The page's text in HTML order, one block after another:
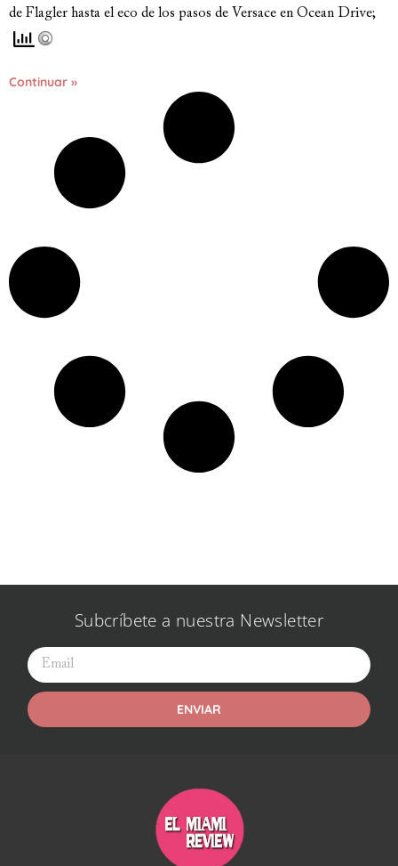
de Flagler hasta el eco de los pasos de Versace en Ocean Drive;
Continuar »
Subcríbete a nuestra Newsletter
ENVIAR